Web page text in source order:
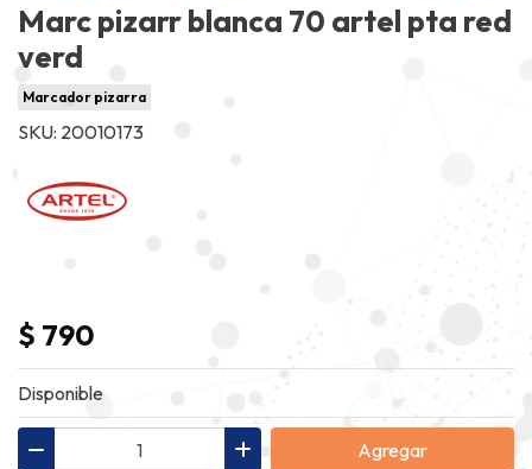
Marc pizarr blanca 70 artel pta red
verd
Marcador pizarra
SKU: 20010173
$ 790
Disponible
Agregar